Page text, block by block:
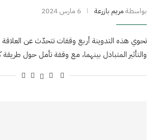
بواسطةمريم بازرعة 6 مارس 2024
تحوي هذه التدوينة أربع وقفات تتحدّث عن العلاقة
والتأثير المتبادل بينهما، مع وقفة تأمل حول طريقة